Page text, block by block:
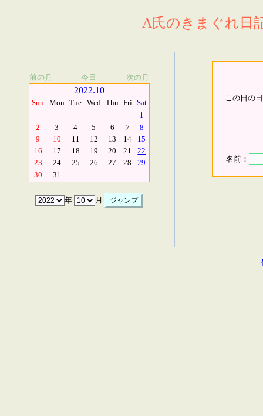
A氏のきまぐれ日
前の月 今日 次の月
2022.10
Sun Mon Tue Wed Thu Fri Sat
1
2
3 4 5 6 7
8
9
10 11 12 13 14
15
16
17 18 19 20 21
22
23
24 25 26 27 28
29
30
31
年 月
この日の
名前：